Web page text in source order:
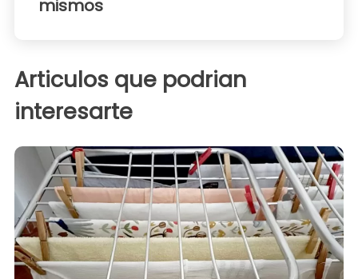
mismos
Articulos que podrian
interesarte